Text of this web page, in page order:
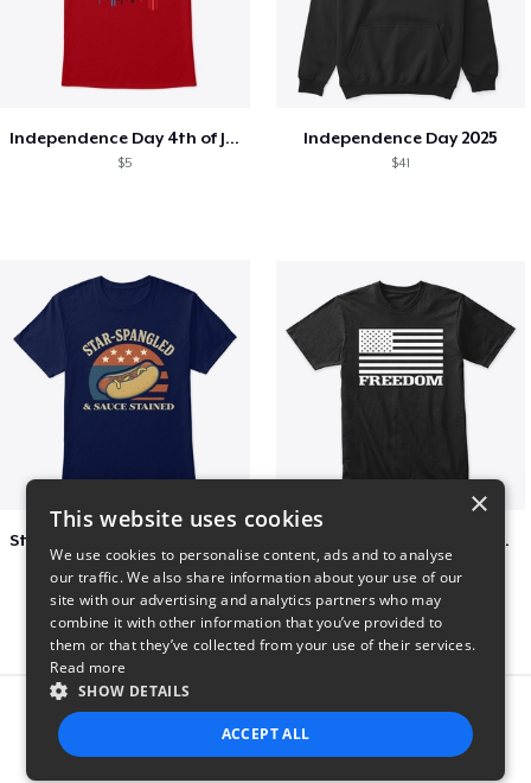
Independence Day 4th of July T-Shirt
$5
Independence Day 2025
$41
FREEDOM FLAG TSHIRT BLACK
Report this product
×
This website uses cookies
We use cookies to personalise content, ads and to analyse
our traffic. We also share information about your use of our
site with our advertising and analytics partners who may
combine it with other information that you’ve provided to
them or that they’ve collected from your use of their services.
Read more
SHOW DETAILS
ACCEPT ALL